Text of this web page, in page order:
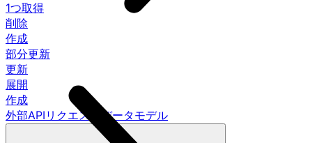
1つ取得
削除
作成
部分更新
更新
展開
作成
外部APIリクエストデータモデル